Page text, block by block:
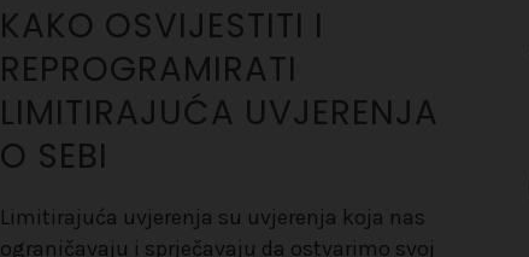
KAKO OSVIJESTITI I
REPROGRAMIRATI
LIMITIRAJUĆA UVJERENJA
O SEBI
Limitirajuća uvjerenja su uvjerenja koja nas
ograničavaju i sprječavaju da ostvarimo svoj